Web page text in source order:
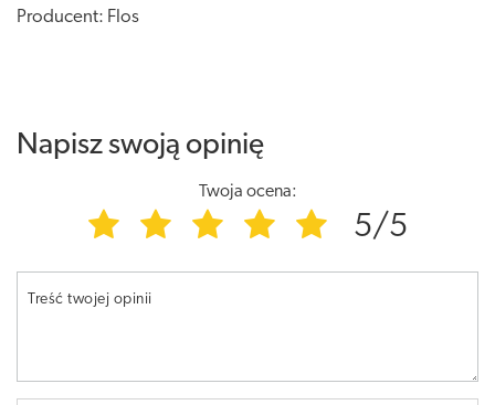
Producent: Flos
Napisz swoją opinię
Twoja ocena:
5/5
Treść twojej opinii